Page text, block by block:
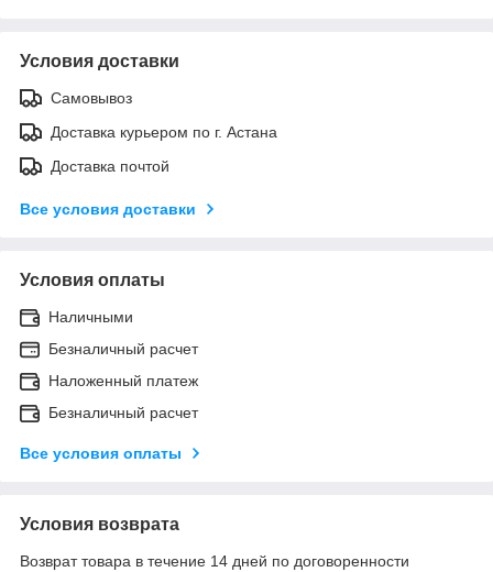
Условия доставки
Самовывоз
Доставка курьером по г. Астана
Доставка почтой
Все условия доставки
Условия оплаты
Наличными
Безналичный расчет
Наложенный платеж
Безналичный расчет
Все условия оплаты
Условия возврата
Возврат товара в течение 14 дней по договоренности